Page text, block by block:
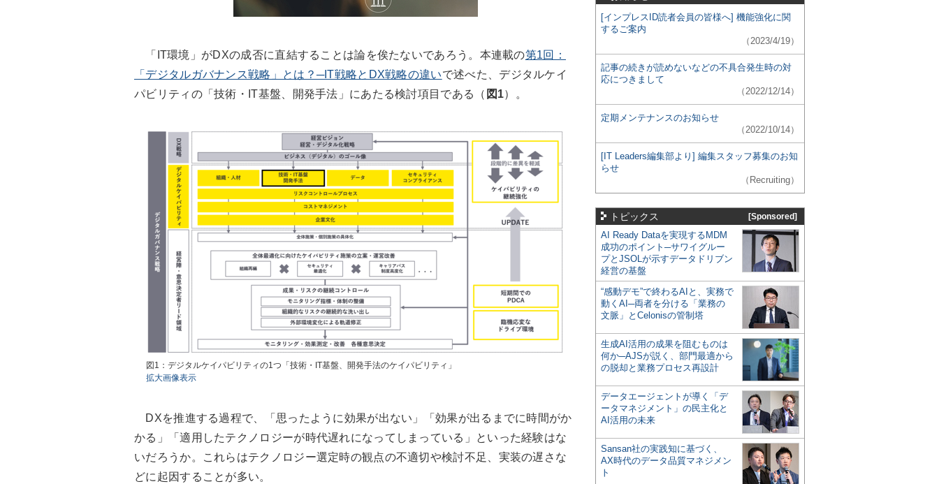
「IT環境」がDXの成否に直結することは論を俟たないであろう。本連載の第1回：
「デジタルガバナンス戦略」とは？─IT戦略とDX戦略の違いで述べた、デジタルケイ
パビリティの「技術・IT基盤、開発手法」にあたる検討項目である（ 図1）。
図1：デジタルケイパビリティの1つ「技術・IT基盤、開発手法のケイパビリティ」
拡大画像表示
DXを推進する過程で、「思ったように効果が出ない」「効果が出るまでに時間がか
かる」「適用したテクノロジーが時代遅れになってしまっている」といった経験はな
いだろうか。これらはテクノロジー選定時の観点の不適切や検討不足、実装の遅さな
どに起因することが多い。
[インプレスID読者会員の皆様へ] 機能強化に関
するご案内
（2023/4/19）
記事の続きが読めないなどの不具合発生時の対
応につきまして
（2022/12/14）
定期メンテナンスのお知らせ
（2022/10/14）
[IT Leaders編集部より] 編集スタッフ募集のお知
らせ
（Recruiting）
トピックス [Sponsored]
AI Ready Dataを実現するMDM
成功のポイント─サワイグルー
プとJSOLが示すデータドリブン
経営の基盤
“感動デモ”で終わるAIと、実務で
動くAI─両者を分ける「業務の
文脈」とCelonisの管制塔
生成AI活用の成果を阻むものは
何か─AJSが説く、部門最適から
の脱却と業務プロセス再設計
データエージェントが導く「デ
ータマネジメント」の民主化と
AI活用の未来
Sansan社の実践知に基づく、
AX時代のデータ品質マネジメン
ト